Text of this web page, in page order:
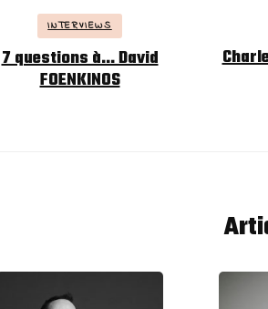
INTERVIEWS
7 questions à… David
FOENKINOS